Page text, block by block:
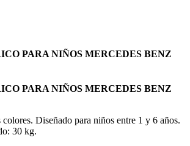
PARA NIÑOS MERCEDES BENZ
PARA NIÑOS MERCEDES BENZ
Diseñado para niños entre 1 y 6 años.
30 kg.